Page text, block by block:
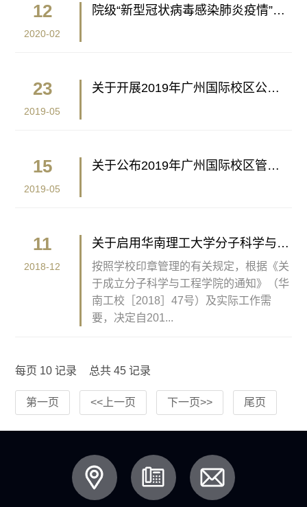
12
2020-02
院级“新型冠状病毒感染肺炎疫情”专
23
2019-05
关于开展2019年广州国际校区公开
15
2019-05
关于公布2019年广州国际校区管理
11
2018-12
关于启用华南理工大学分子科学与工
程学院印章的通知
按照学校印章管理的有关规定，根据《关
于成立分子科学与工程学院的通知》（华
南工校［2018］47号）及实际工作需
要，决定自201...
每页 10 记录 总共45 记录
第一页 <<上一页 下一页>> 尾页